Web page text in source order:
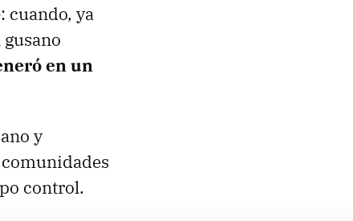
cuando, ya
en un
y
control.